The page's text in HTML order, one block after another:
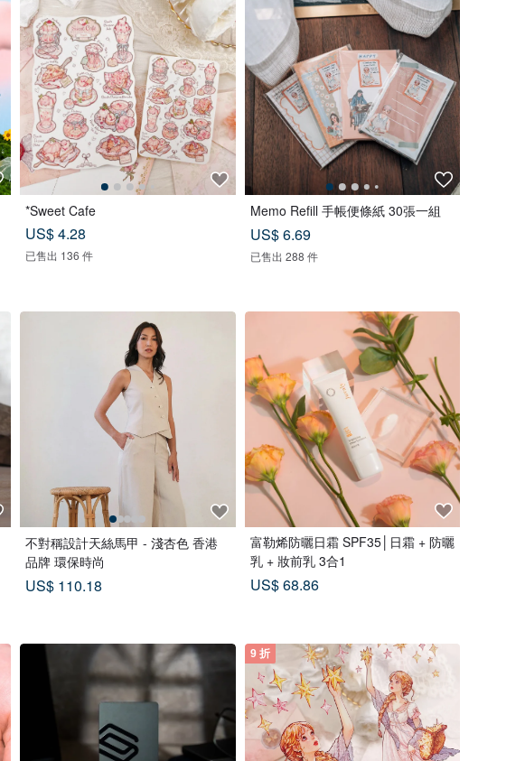
*Sweet Cafe
US$ 4.28
已售出 136 件
Memo Refill 手帳便條紙 30張一組
US$ 6.69
已售出 288 件
不對稱設計天絲馬甲 - 淺杏色 香港
品牌 環保時尚
US$ 110.18
富勒烯防曬日霜 SPF35│日霜 + 防曬
乳 + 妝前乳 3合1
US$ 68.86
9 折